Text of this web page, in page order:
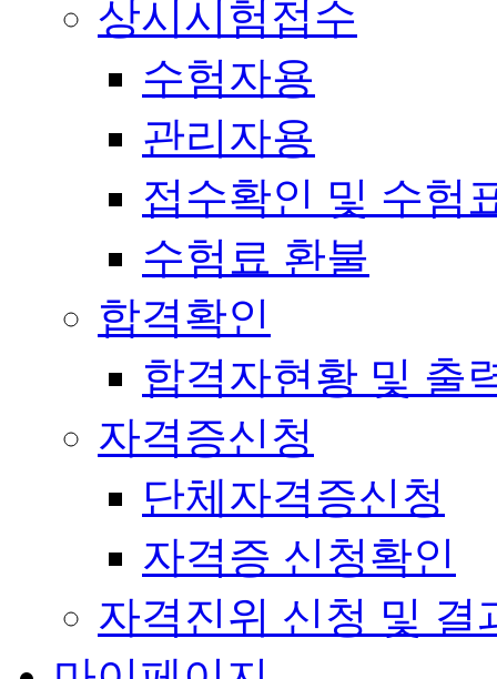
상시시험접수
수험자용
관리자용
접수확인 및 수험
수험료 환불
합격확인
합격자현황 및 출
자격증신청
단체자격증신청
자격증 신청확인
자격진위 신청 및 결